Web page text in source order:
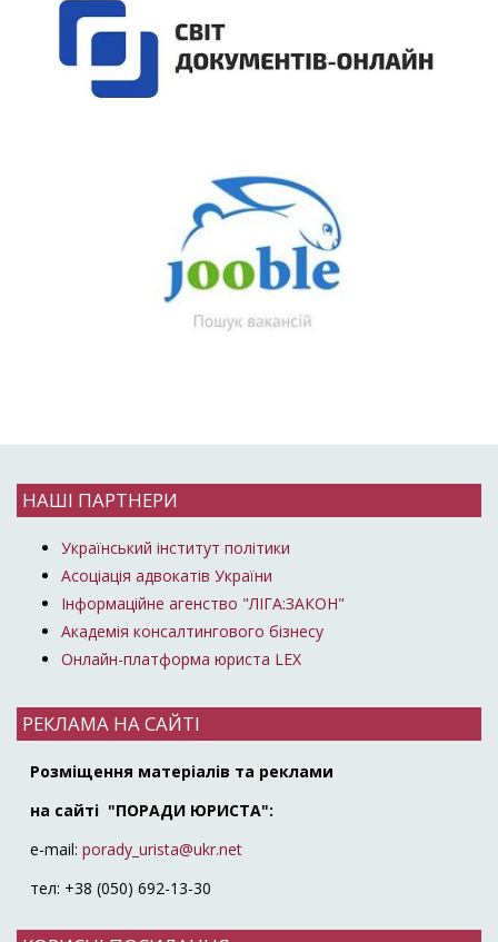
НАШІ ПАРТНЕРИ
Український інститут політики
Асоціація адвокатів України
Інформаційне агенство "ЛІГА:ЗАКОН"
Академія консалтингового бізнесу
Онлайн-платформа юриста LEX
РЕКЛАМА НА САЙТІ
Розміщення матеріалів та реклами
на сайті "ПОРАДИ ЮРИСТА":
e-mail: porady_urista@ukr.net
тел: +38 (050) 692-13-30